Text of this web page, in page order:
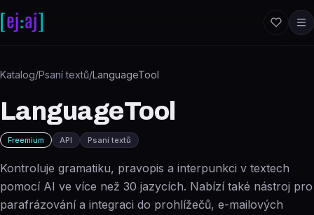
Katalog/Psaní textů/LanguageTool
LanguageTool
Freemium API Psaní textů
Kontroluje gramatiku, pravopis a interpunkci v textech
pomocí AI ve více než 30 jazycích. Nabízí také nástroj pro
parafrázování a integraci do prohlížečů, e-mailových